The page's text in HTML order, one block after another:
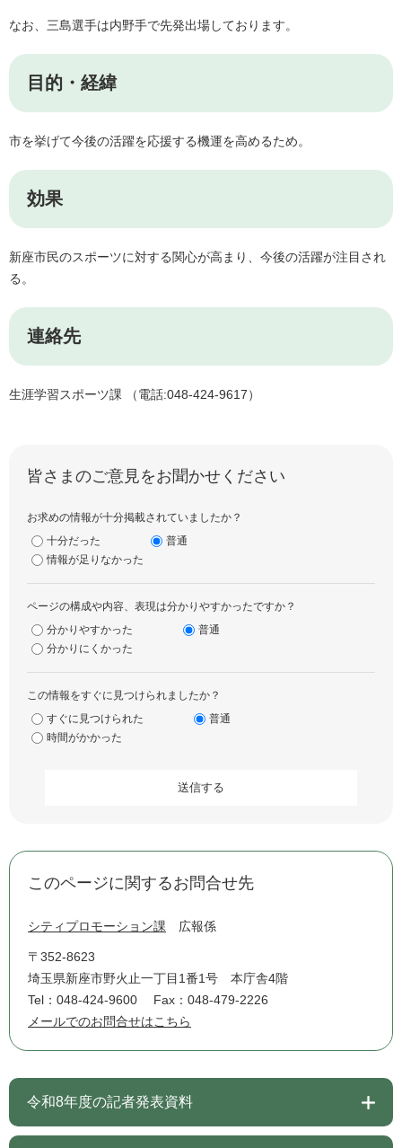
なお、三島選手は内野手で先発出場しております。
目的・経緯
市を挙げて今後の活躍を応援する機運を高めるため。
効果
新座市民のスポーツに対する関心が高まり、今後の活躍が注目され
る。
連絡先
生涯学習スポーツ課 （電話:048‐424‐9617）
皆さまのご意見をお聞かせください
お求めの情報が十分掲載されていましたか？
十分だった
普通
情報が足りなかった
ページの構成や内容、表現は分かりやすかったですか？
分かりやすかった
普通
分かりにくかった
この情報をすぐに見つけられましたか？
すぐに見つけられた
普通
時間がかかった
このページに関するお問合せ先
シティプロモーション課 広報係
〒352-8623
埼玉県新座市野火止一丁目1番1号 本庁舎4階
Tel：048-424-9600
Fax：048-479-2226
メールでのお問合せはこちら
令和8年度の記者発表資料